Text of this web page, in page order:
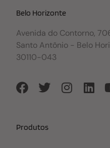
Belo Horizonte
Avenida do Contorno,
Santo Antônio - Belo
30110-043
Produtos